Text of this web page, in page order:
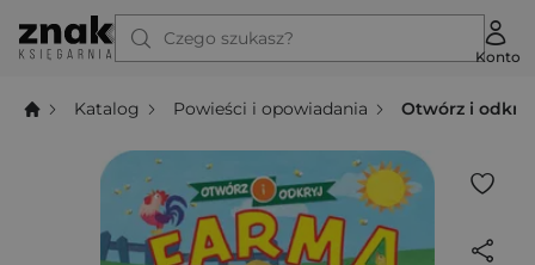
Czego szukasz?
Konto
Katalog Powieści i opowiadania Otwórz i